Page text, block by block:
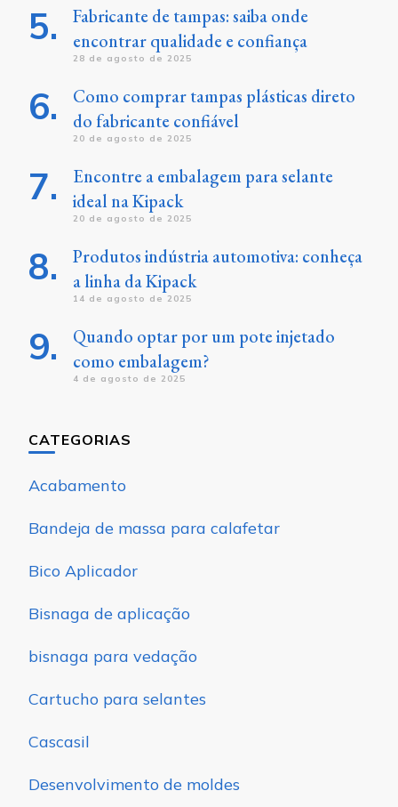
Fabricante de tampas: saiba onde
encontrar qualidade e confiança
28 de agosto de 2025
Como comprar tampas plásticas direto
do fabricante confiável
20 de agosto de 2025
Encontre a embalagem para selante
ideal na Kipack
20 de agosto de 2025
Produtos indústria automotiva: conheça
a linha da Kipack
14 de agosto de 2025
Quando optar por um pote injetado
como embalagem?
4 de agosto de 2025
CATEGORIAS
Acabamento
Bandeja de massa para calafetar
Bico Aplicador
Bisnaga de aplicação
bisnaga para vedação
Cartucho para selantes
Cascasil
Desenvolvimento de moldes